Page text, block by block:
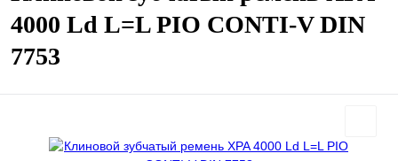
4000 Ld L=L PIO CONTI-V DIN
7753